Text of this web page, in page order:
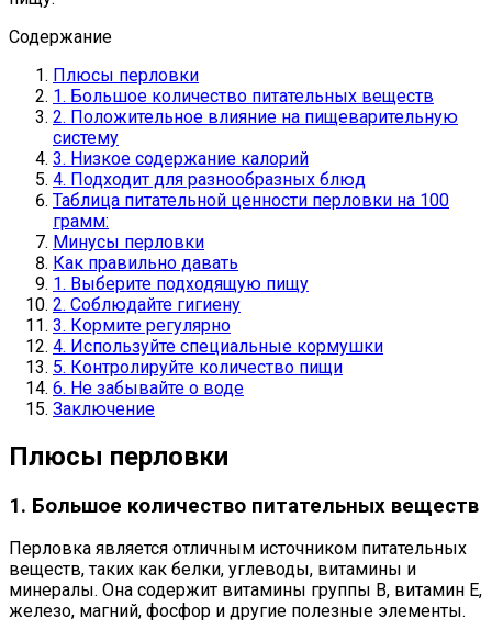
Содержание
Плюсы перловки
1. Большое количество питательных веществ
2. Положительное влияние на пищеварительную
систему
3. Низкое содержание калорий
4. Подходит для разнообразных блюд
Таблица питательной ценности перловки на 100
грамм:
Минусы перловки
Как правильно давать
1. Выберите подходящую пищу
2. Соблюдайте гигиену
3. Кормите регулярно
4. Используйте специальные кормушки
5. Контролируйте количество пищи
6. Не забывайте о воде
Заключение
Плюсы перловки
1. Большое количество питательных веществ
Перловка является отличным источником питательных
веществ, таких как белки, углеводы, витамины и
минералы. Она содержит витамины группы В, витамин Е,
железо, магний, фосфор и другие полезные элементы.